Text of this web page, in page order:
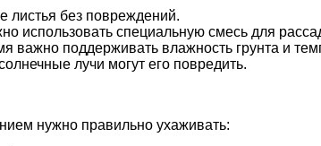
листья без повреждений.
использовать специальную смесь для
важно поддерживать влажность грунта и
лучи могут его повредить.
нужно правильно ухаживать: